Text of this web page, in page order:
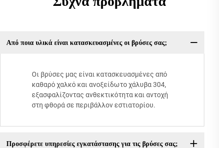
Από ποια υλικά είναι κατασκευασμένες οι βρύσες σας;
Οι βρύσες μας είναι κατασκευασμένες από
καθαρό χαλκό και ανοξείδωτο χάλυβα 304,
εξασφαλίζοντας ανθεκτικότητα και αντοχή
στη φθορά σε περιβάλλον εστιατορίου.
Προσφέρετε υπηρεσίες εγκατάστασης για τις βρύσες σας;